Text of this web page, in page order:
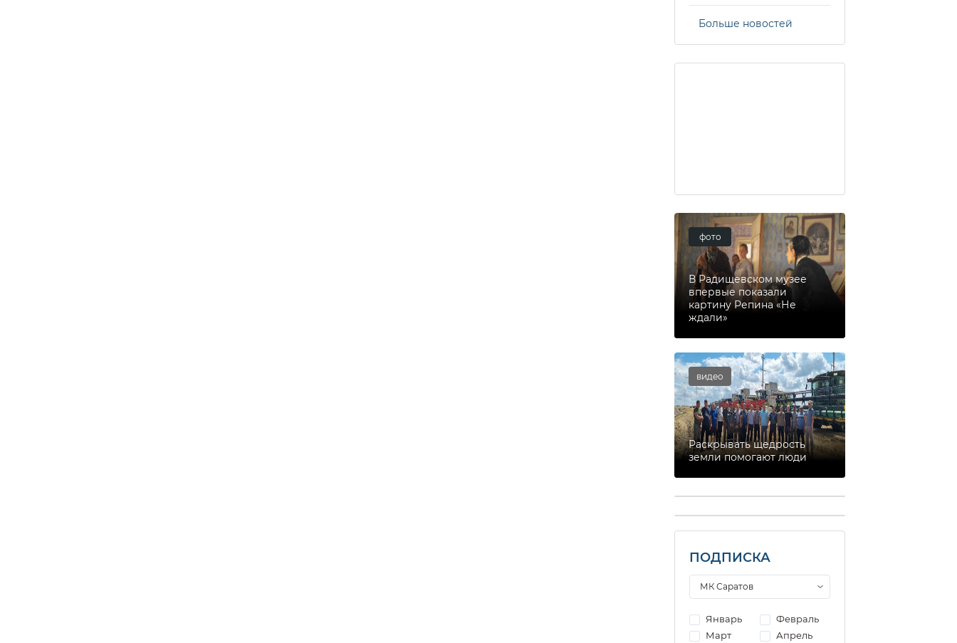
Больше новостей
фото
В Радищевском музее
впервые показали
картину Репина «Не
ждали»
видео
Раскрывать щедрость
земли помогают люди
ПОДПИСКА
Январь
Февраль
Март
Апрель